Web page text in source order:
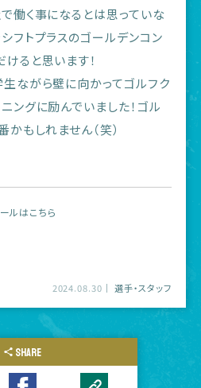
働く事になるとは思っていな
フトプラスのゴールデンコン
ると思います！
ながら壁に向かってゴルフク
ングに励んでいました！ゴル
もしれません（笑）
ルはこちら
2024.08.30 選手・スタッフ
SHARE